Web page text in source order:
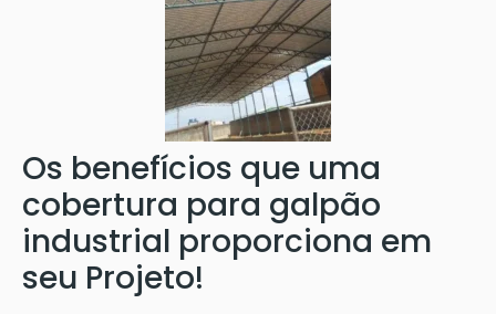
Os benefícios que uma
cobertura para galpão
industrial proporciona em
seu Projeto!